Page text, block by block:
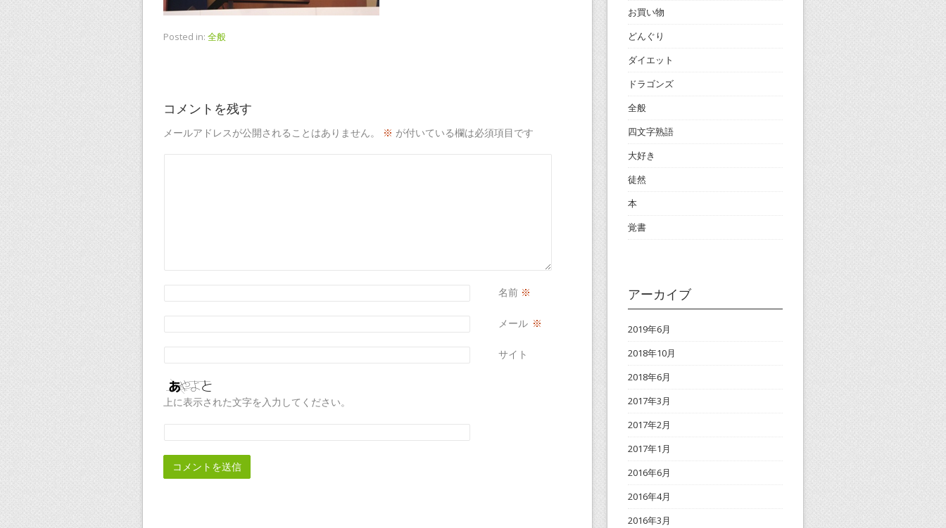
Posted in: 全般
コメントを残す
メールアドレスが公開されることはありません。 ※ が付いている欄は必須項目です
名前 ※
メール ※
サイト
上に表示された文字を入力してください。
お買い物
どんぐり
ダイエット
ドラゴンズ
全般
四文字熟語
大好き
徒然
本
覚書
アーカイブ
2019年6月
2018年10月
2018年6月
2017年3月
2017年2月
2017年1月
2016年6月
2016年4月
2016年3月